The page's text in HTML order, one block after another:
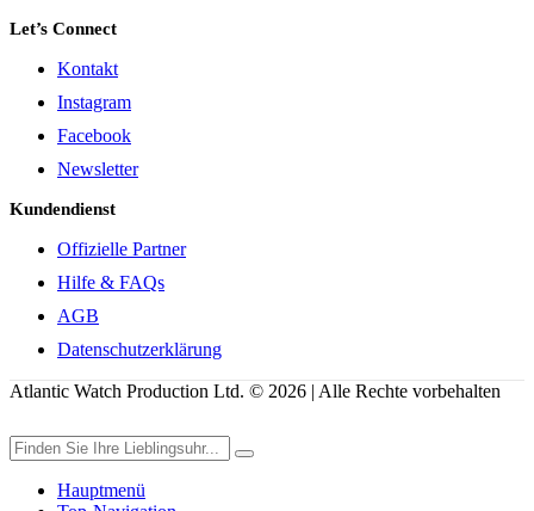
Let’s Connect
Kontakt
Instagram
Facebook
Newsletter
Kundendienst
Offizielle Partner
Hilfe & FAQs
AGB
Datenschutzerklärung
Atlantic Watch Production Ltd. © 2026 | Alle Rechte vorbehalten
Hauptmenü